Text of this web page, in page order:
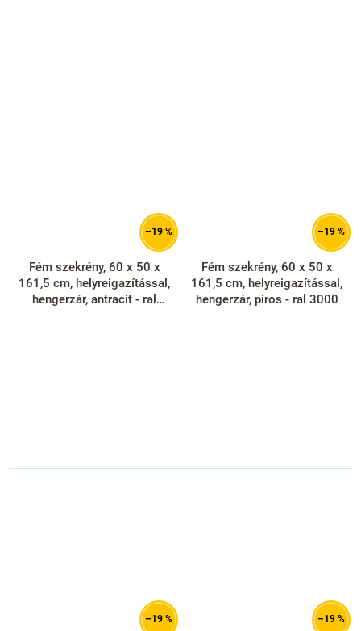
–19 %
Fém szekrény, 60 x 50 x
161,5 cm, helyreigazítással,
hengerzár, antracit - ral
–19 %
Fém szekrény, 60 x 50 x
161,5 cm, helyreigazítással,
hengerzár, piros - ral 3000
–19 % –19 %